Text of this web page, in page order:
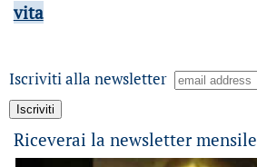
vita
Iscriviti alla newsletter
Riceverai la newsletter mensile